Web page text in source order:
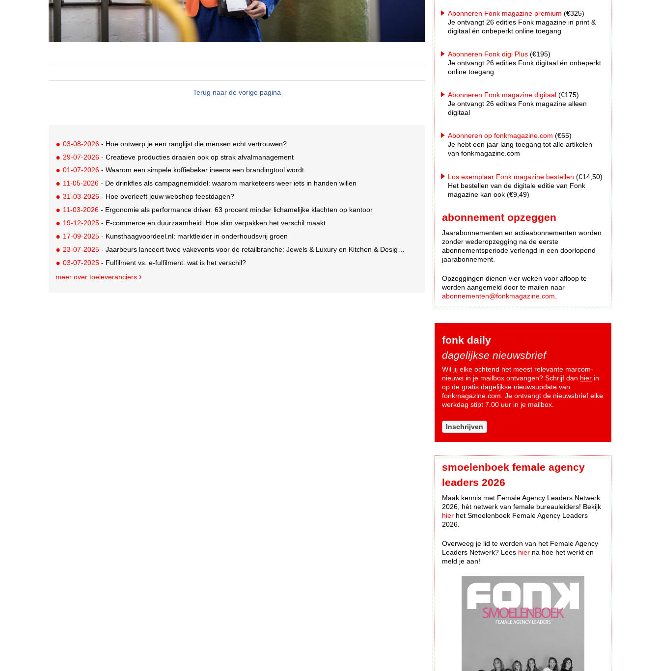
Terug naar de vorige pagina
03-08-2026 - Hoe ontwerp je een ranglijst die mensen echt vertrouwen?
29-07-2026 - Creatieve producties draaien ook op strak afvalmanagement
01-07-2026 - Waarom een simpele koffiebeker ineens een brandingtool wordt
11-05-2026 - De drinkfles als campagnemiddel: waarom marketeers weer iets in handen willen
31-03-2026 - Hoe overleeft jouw webshop feestdagen?
11-03-2026 - Ergonomie als performance driver. 63 procent minder lichamelijke klachten op kantoor
19-12-2025 - E-commerce en duurzaamheid: Hoe slim verpakken het verschil maakt
17-09-2025 - Kunsthaagvoordeel.nl: marktleider in onderhoudsvrij groen
23-07-2025 - Jaarbeurs lanceert twee vakevents voor de retailbranche: Jewels & Luxury en Kitchen & Design Days 2026
03-07-2025 - Fulfilment vs. e-fulfilment: wat is het verschil?
meer over toeleveranciers
Abonneren Fonk magazine premium (€325)
Je ontvangt 26 edities Fonk magazine in print &
digitaal én onbeperkt online toegang
Abonneren Fonk digi Plus (€195)
Je ontvangt 26 edities Fonk digitaal én onbeperkt
online toegang
Abonneren Fonk magazine digitaal (€175)
Je ontvangt 26 edities Fonk magazine alleen
digitaal
Abonneren op fonkmagazine.com (€65)
Je hebt een jaar lang toegang tot alle artikelen
van fonkmagazine.com
Los exemplaar Fonk magazine bestellen (€14,50)
Het bestellen van de digitale editie van Fonk
magazine kan ook (€9,49)
abonnement opzeggen
Jaarabonnementen en actieabonnementen worden
zonder wederopzegging na de eerste
abonnementsperiode verlengd in een doorlopend
jaarabonnement.
Opzeggingen dienen vier weken voor afloop te
worden aangemeld door te mailen naar
abonnementen@fonkmagazine.com
fonk daily
dagelijkse nieuwsbrief
Wil jij elke ochtend het meest relevante marcom-
nieuws in je mailbox ontvangen? Schrijf dan hier in
op de gratis dagelijkse nieuwsupdate van
fonkmagazine.com. Je ontvangt de nieuwsbrief elke
werkdag stipt 7.00 uur in je mailbox.
Inschrijven
smoelenboek female agency
leaders 2026
Maak kennis met Female Agency Leaders Netwerk
2026, hèt netwerk van female bureauleiders! Bekijk
hier het Smoelenboek Female Agency Leaders
2026.
Overweeg je lid te worden van het Female Agency
Leaders Netwerk? Lees hier na hoe het werkt en
meld je aan!